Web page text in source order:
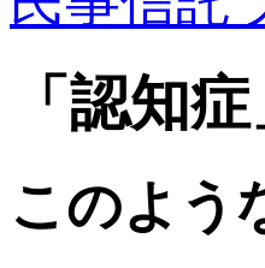
「認知
このよう